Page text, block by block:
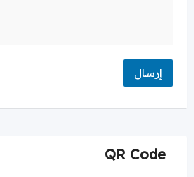
QR Code